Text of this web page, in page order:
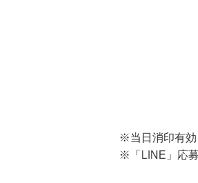
※当日消印有効
※「LINE」応